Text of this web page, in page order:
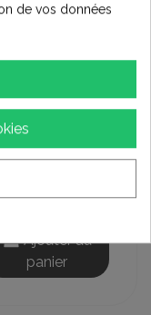
Pneus et roues
60/100-12
12,00 €
Ajouter au
panier
de vos données